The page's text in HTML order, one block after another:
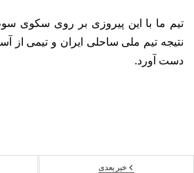
تیم ما با این پیروزی بر روی سکوی
نتیجه تیم ملی ساحلی ایران و تیمی از
دست آورد.
خبر بعدی